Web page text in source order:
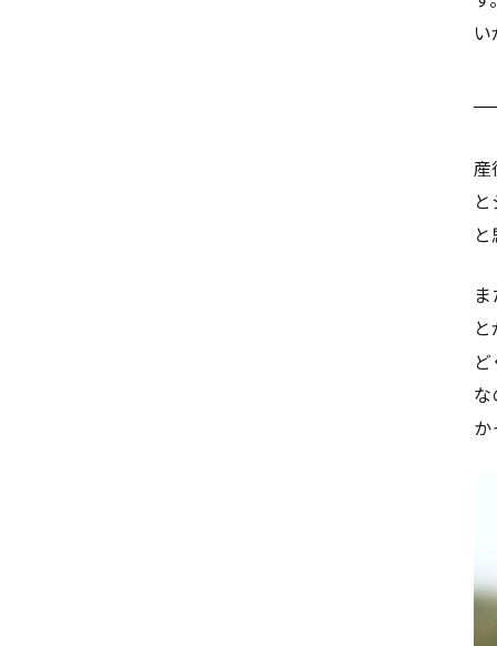
産
と
か